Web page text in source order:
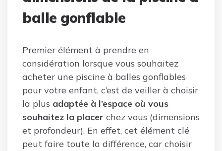
balle gonflable
Premier élément à prendre en
considération lorsque vous souhaitez
acheter une piscine à balles gonflables
pour votre enfant, c’est de veiller à choisir
la plus adaptée à l’espace où vous
souhaitez la placer chez vous (dimensions
et profondeur). En effet, cet élément clé
peut faire toute la différence, car choisir